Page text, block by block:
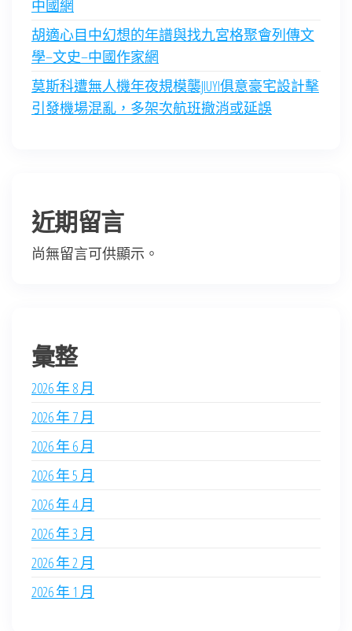
中國網
胡適心目中幻想的年譜與找九宮格聚會列傳文
學–文史–中國作家網
莫斯科遭無人機年夜規模襲JIUYI俱意豪宅設計擊
引發機場混亂，多架次航班撤消或延誤
近期留言
尚無留言可供顯示。
彙整
2026 年 8 月
2026 年 7 月
2026 年 6 月
2026 年 5 月
2026 年 4 月
2026 年 3 月
2026 年 2 月
2026 年 1 月